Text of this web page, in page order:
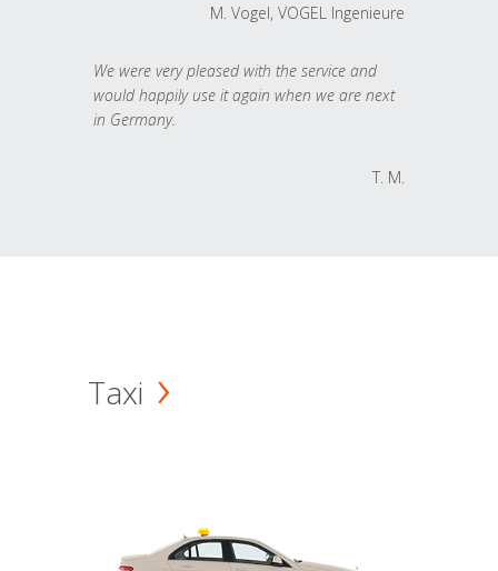
M. Vogel, VOGEL Ingenieure
We were very pleased with the service and
would happily use it again when we are next
in Germany.
T. M.
Taxi